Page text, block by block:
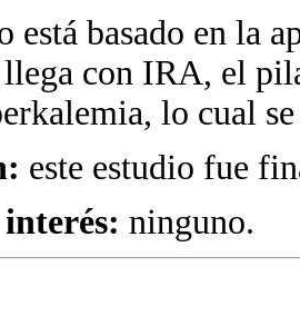
está basado en la
con IRA, el
lo cual
este estudio fue
ninguno.